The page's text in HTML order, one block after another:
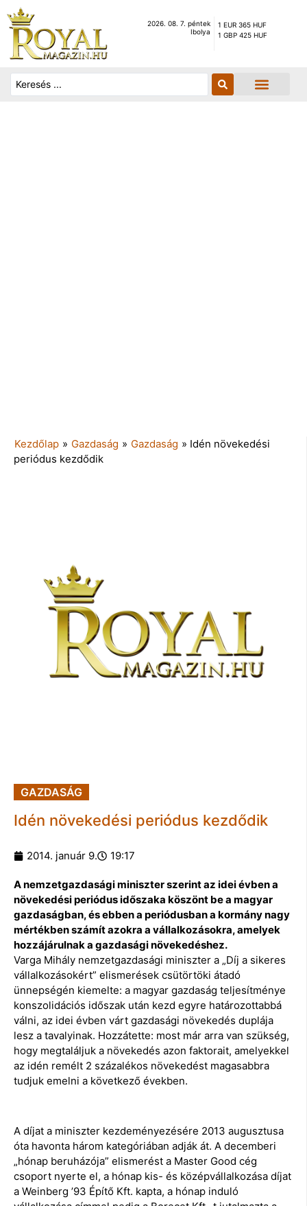
2026. 08. 7. péntek
Ibolya
1 EUR 365 HUF
1 GBP 425 HUF
Kezdőlap » Gazdaság » Gazdaság » Idén növekedési
periódus kezdődik
GAZDASÁG
Idén növekedési periódus kezdődik
2014. január 9. 19:17
A nemzetgazdasági miniszter szerint az idei évben a
növekedési periódus időszaka köszönt be a magyar
gazdaságban, és ebben a periódusban a kormány nagy
mértékben számít azokra a vállalkozásokra, amelyek
hozzájárulnak a gazdasági növekedéshez.
Varga Mihály nemzetgazdasági miniszter a „Díj a sikeres
vállalkozásokért” elismerések csütörtöki átadó
ünnepségén kiemelte: a magyar gazdaság teljesítménye
konszolidációs időszak után kezd egyre határozottabbá
válni, az idei évben várt gazdasági növekedés duplája
lesz a tavalyinak. Hozzátette: most már arra van szükség,
hogy megtaláljuk a növekedés azon faktorait, amelyekkel
az idén remélt 2 százalékos növekedést magasabbra
tudjuk emelni a következő években.
A díjat a miniszter kezdeményezésére 2013 augusztusa
óta havonta három kategóriában adják át. A decemberi
„hónap beruházója” elismerést a Master Good cég
csoport nyerte el, a hónap kis- és középvállalkozása díjat
a Weinberg ’93 Építő Kft. kapta, a hónap induló